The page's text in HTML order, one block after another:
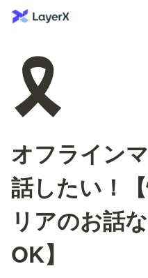
🎗️
オフライン
話したい！
リアのお話
OK】